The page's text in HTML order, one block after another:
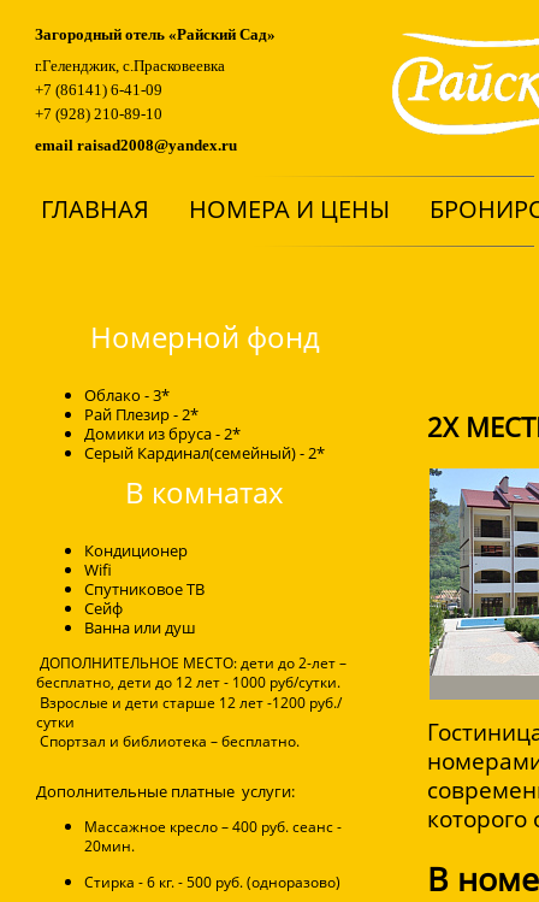
Загородный отель «Райский Сад»
г.Геленджик, с.Прасковеевка
+7 (86141) 6-41-09
+7 (928) 210-89-10
email raisad2008@yandex.ru
ГЛАВНАЯ НОМЕРА И ЦЕНЫ
Номерной фонд
Облако - 3*
Рай Плезир - 2*
Домики из бруса - 2*
Серый Кардинал(семейный) - 2*
В комнатах
Кондиционeр
Wifi
Спутниковое ТВ
Сейф
Ванна или душ
ДОПОЛНИТЕЛЬНОЕ МЕСТО: дети до 2-лет –
бесплатно, дети до 12 лет - 1000 руб/сутки.
Взрослые и дети старше 12 лет -1200 руб./
сутки
Спортзал и библиотека – бесплатно.
Дополнительные платные услуги:
Массажное кресло – 400 руб. сеанс -
20мин.
Стирка - 6 кг. - 500 руб. (одноразово)
2Х
В